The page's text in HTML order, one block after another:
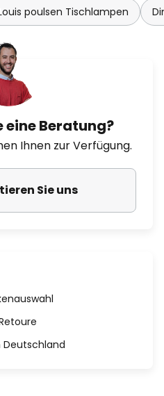
poulsen Tischlampen
eine Beratung?
Ihnen zur Verfügung.
Sie uns
Deutschland